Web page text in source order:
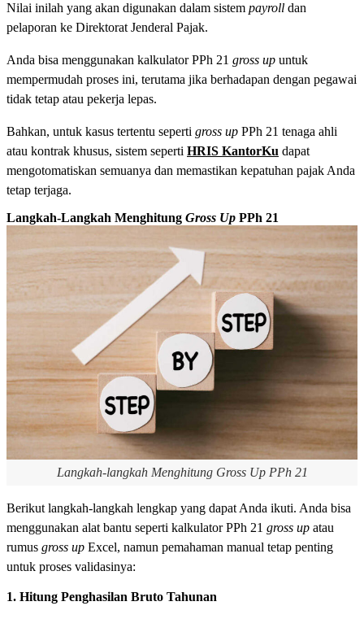
Nilai inilah yang akan digunakan dalam sistem payroll dan
pelaporan ke Direktorat Jenderal Pajak.
Anda bisa menggunakan kalkulator PPh 21 gross up untuk
mempermudah proses ini, terutama jika berhadapan dengan pegawai
tidak tetap atau pekerja lepas.
Bahkan, untuk kasus tertentu seperti gross up PPh 21 tenaga ahli
atau kontrak khusus, sistem seperti HRIS KantorKu dapat
mengotomatiskan semuanya dan memastikan kepatuhan pajak Anda
tetap terjaga.
Langkah-Langkah Menghitung Gross Up PPh 21
Langkah-langkah Menghitung Gross Up PPh 21
Berikut langkah-langkah lengkap yang dapat Anda ikuti. Anda bisa
menggunakan alat bantu seperti kalkulator PPh 21 gross up atau
rumus gross up Excel, namun pemahaman manual tetap penting
untuk proses validasinya:
1. Hitung Penghasilan Bruto Tahunan